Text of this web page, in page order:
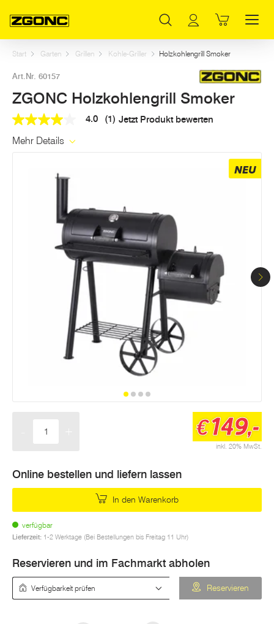
Start Garten Grillen Kohle-Griller Holzkohlengrill Smoker
Art.Nr. 60157
ZGONC Holzkohlengrill Smoker
4.0
of
4.0 (1) Jetzt Produkt bewerten
Mehr Details
NEU
inkl. 20% MwSt.
€149,-
Online bestellen und liefern lassen
In den Warenkorb
verfügbar
Lieferzeit: 1-2 Werktage (Bei Bestellungen bis Freitag 11 Uhr)
Reservieren und im Fachmarkt abholen
Reservieren